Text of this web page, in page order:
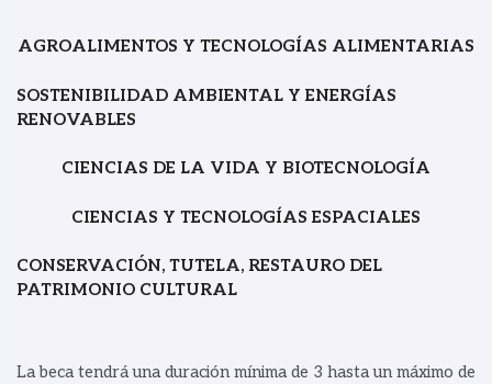
AGROALIMENTOS Y TECNOLOGÍAS ALIMENTARIAS
SOSTENIBILIDAD AMBIENTAL Y ENERGÍAS
RENOVABLES
CIENCIAS DE LA VIDA Y BIOTECNOLOGÍA
CIENCIAS Y TECNOLOGÍAS ESPACIALES
CONSERVACIÓN, TUTELA, RESTAURO DEL
PATRIMONIO CULTURAL
La beca tendrá una duración mínima de 3 hasta un máximo de